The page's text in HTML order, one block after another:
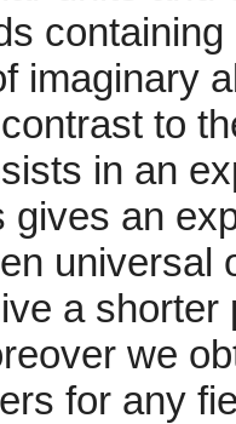
imaginary
to
in an
gives an
universal
a
we
for any